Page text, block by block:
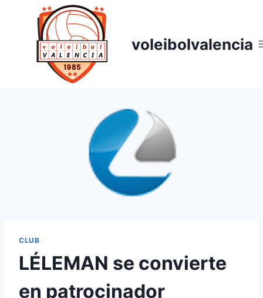
voleibolvalencia
CLUB
LÉLEMAN se convierte
en patrocinador